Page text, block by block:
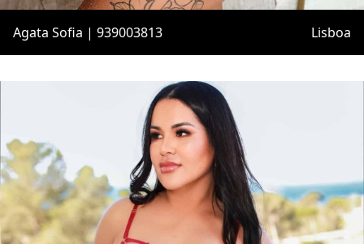
Agata Sofia | 939003813 Lisboa